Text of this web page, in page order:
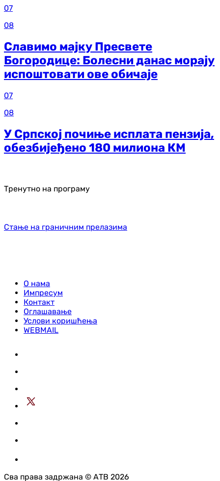
07
08
Славимо мајку Пресвете
Богородице: Болесни данас морају
испоштовати ове обичаје
07
08
У Српској почиње исплата пензија,
обезбијеђено 180 милиона КМ
Тренутно на програму
Стање на граничним прелазима
О нама
Импресум
Контакт
Оглашавање
Услови коришћења
WEBMAIL
Сва права задржана © АТВ 2026